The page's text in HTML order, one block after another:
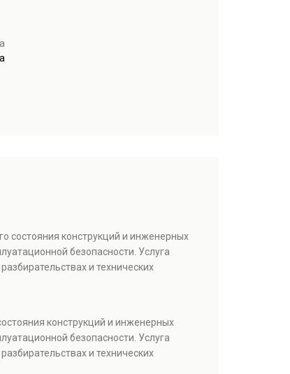
состояния конструкций и инженерных
безопасности. Услуга
и технических
конструкций и инженерных
безопасности. Услуга
и технических